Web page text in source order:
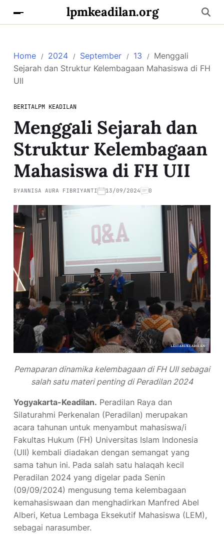
lpmkeadilan.org
Home 2024 September 13
Menggali
Sejarah dan Struktur Kelembagaan Mahasiswa di FH
UII
BERITALPM KEADILAN
Menggali Sejarah dan
Struktur Kelembagaan
Mahasiswa di FH UII
BYANNISA AURA FIBRIYANTI 13/09/2024 0
Pemaparan dinamika kelembagaan di FH UII sebagai
salah satu materi penting di Peradilan 2024
Yogyakarta-Keadilan. Peradilan Raya dan
Silaturahmi Perkenalan (Peradilan) merupakan
acara tahunan untuk menyambut mahasiswa/i
Fakultas Hukum (FH) Universitas Islam Indonesia
(UII) kembali diadakan dengan semangat yang
sama tahun ini. Pada salah satu halaqah kecil
Peradilan 2024 yang digelar pada Senin
(09/09/2024) mengusung tema kelembagaan
kemahasiswaan dan menghadirkan Manfred Abel
Alberi, Ketua Lembaga Eksekutif Mahasiswa (LEM),
sebagai narasumber.